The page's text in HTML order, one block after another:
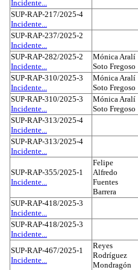
Incidente...
SUP-RAP-217/2025-4
Incidente...
SUP-RAP-237/2025-2
Incidente...
SUP-RAP-282/2025-2
Incidente...
Mónica Aralí
Soto Fregoso
SUP-RAP-310/2025-3
Incidente...
Mónica Aralí
Soto Fregoso
SUP-RAP-310/2025-3
Incidente...
Mónica Aralí
Soto Fregoso
SUP-RAP-313/2025-4
Incidente...
SUP-RAP-313/2025-4
Incidente...
SUP-RAP-355/2025-1
Incidente...
Felipe
Alfredo
Fuentes
Barrera
SUP-RAP-418/2025-3
Incidente...
SUP-RAP-418/2025-3
Incidente...
SUP-RAP-467/2025-1
Incidente...
Reyes
Rodríguez
Mondragón